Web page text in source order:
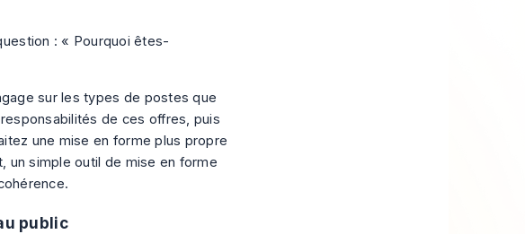
: « Pourquoi êtes-
sur les types de postes que
de ces offres, puis
une mise en forme plus propre
un simpleoutil de mise en forme
public